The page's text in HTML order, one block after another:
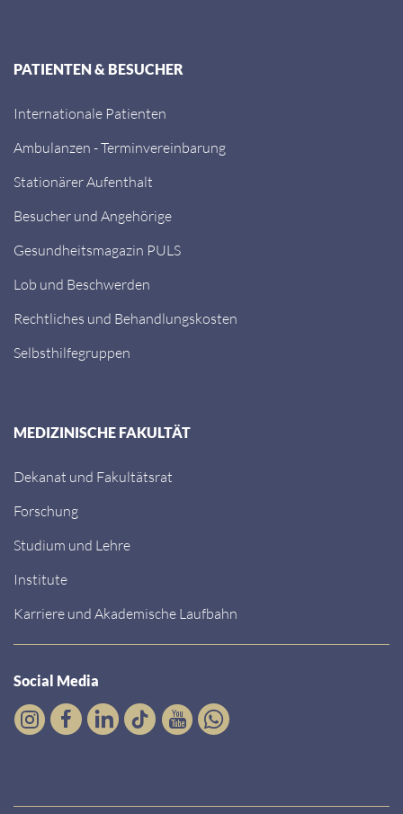
PATIENTEN & BESUCHER
Internationale Patienten
Ambulanzen - Terminvereinbarung
Stationärer Aufenthalt
Besucher und Angehörige
Gesundheitsmagazin PULS
Lob und Beschwerden
Rechtliches und Behandlungskosten
Selbsthilfegruppen
MEDIZINISCHE FAKULTÄT
Dekanat und Fakultätsrat
Forschung
Studium und Lehre
Institute
Karriere und Akademische Laufbahn
Social Media